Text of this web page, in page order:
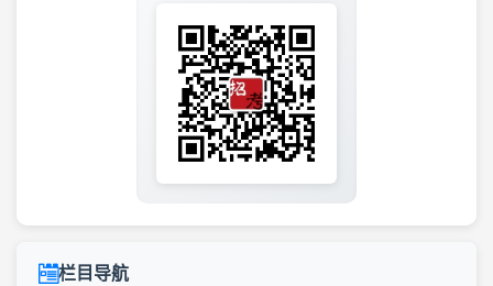
栏目导航